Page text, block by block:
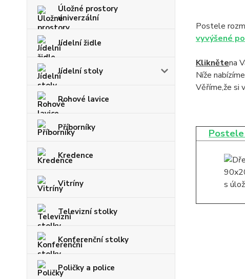
Úložné prostory
univerzální
Jídelní židle
Jídelní stoly
Rohové lavice
Příborníky
Kredence
Vitríny
Televizní stolky
Konferenční stolky
Poličky a police
Postele
vyvýšené
Kliknětena
Níže
Věříme,že si